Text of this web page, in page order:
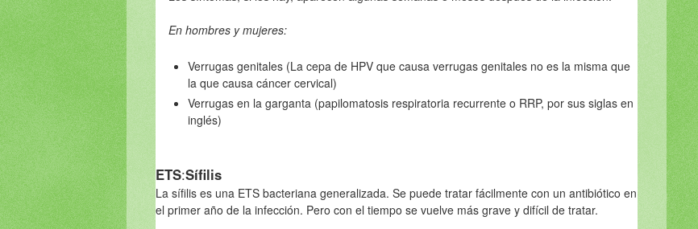
En hombres y mujeres:
Verrugas genitales (La cepa de HPV que causa verrugas genitales no es la misma que
la que causa cáncer cervical)
Verrugas en la garganta (papilomatosis respiratoria recurrente o RRP, por sus siglas en
inglés)
ETS:Sífilis
La sífilis es una ETS bacteriana generalizada. Se puede tratar fácilmente con un antibiótico en
el primer año de la infección. Pero con el tiempo se vuelve más grave y difícil de tratar.